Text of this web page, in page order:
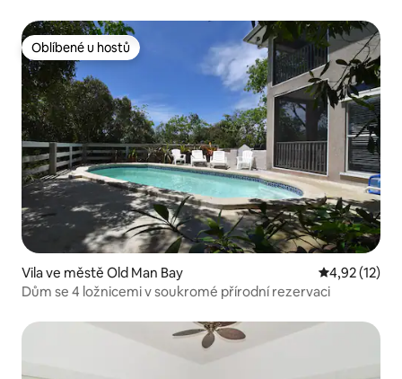
Oblíbené u hostů
Oblíbené u hostů
Vila ve městě Old Man Bay Průměrné
4,92 (12)
Dům se 4 ložnicemi v soukromé přírodní rezervaci